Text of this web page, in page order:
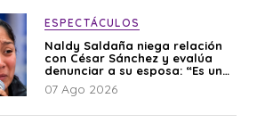
ESPECTÁCULOS
Naldy Saldaña niega relación
con César Sánchez y evalúa
denunciar a su esposa: “Es una
difamación”
07 Ago 2026